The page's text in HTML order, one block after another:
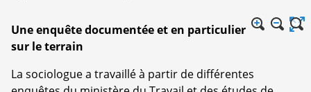
Une enquête documentée et en particulier
sur le terrain
La sociologue a travaillé à partir de différentes